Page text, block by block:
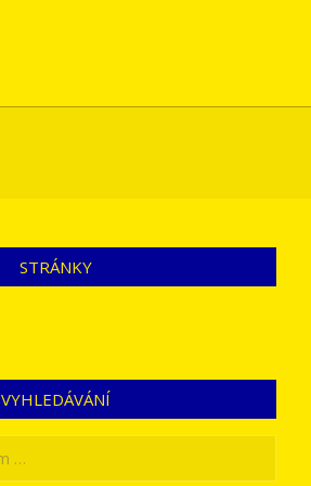
STRÁNKY
VYHLEDÁVÁNÍ